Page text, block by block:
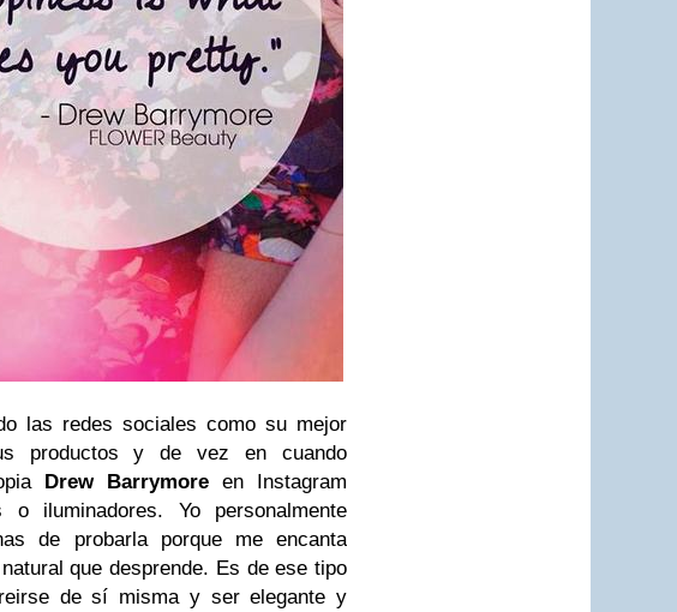
las redes sociales como su mejor
productos y de vez en cuando
Drew Barrymore en Instagram
o iluminadores. Yo personalmente
de probarla porque me encanta
que desprende. Es de ese tipo
de sí misma y ser elegante y